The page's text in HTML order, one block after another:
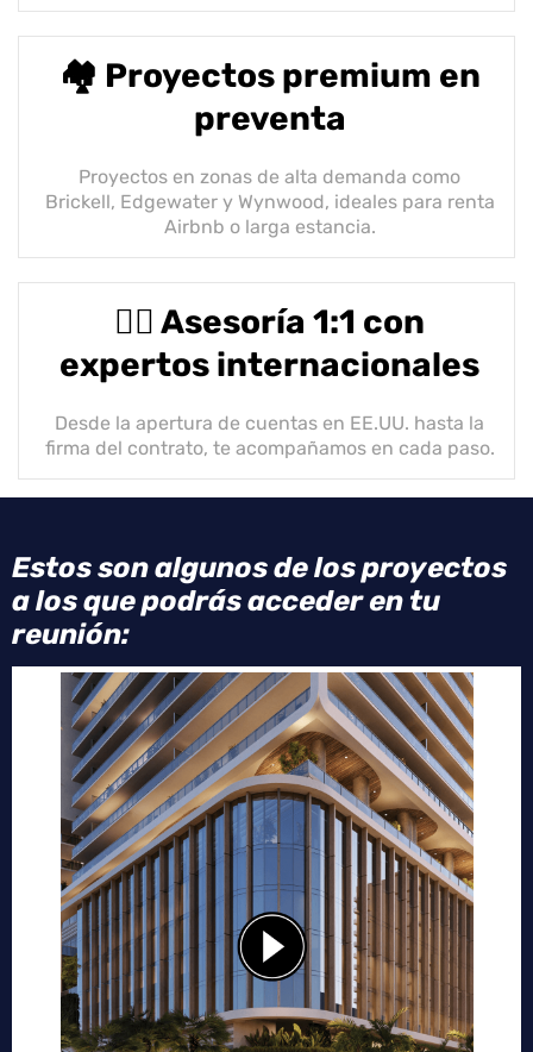
🏘️ Proyectos premium en
preventa
Proyectos en zonas de alta demanda como
Brickell, Edgewater y Wynwood, ideales para renta
Airbnb o larga estancia.
👨‍⚖️ Asesoría 1:1 con
expertos internacionales
Desde la apertura de cuentas en EE.UU. hasta la
firma del contrato, te acompañamos en cada paso.
Estos son algunos de los proyectos
a los que podrás acceder en tu
reunión: